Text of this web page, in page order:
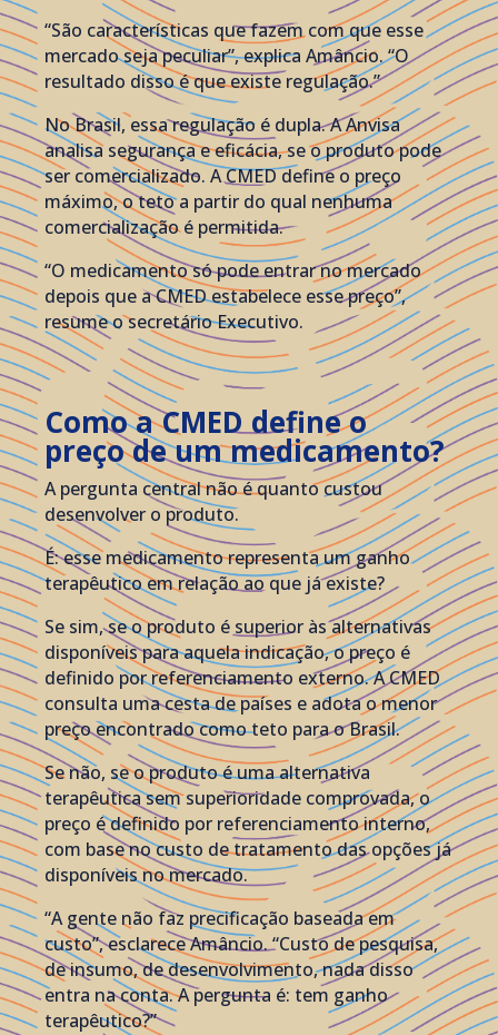
“São características que fazem com que esse
mercado seja peculiar”, explica Amâncio. “O
resultado disso é que existe regulação.”
No Brasil, essa regulação é dupla. A Anvisa
analisa segurança e eficácia, se o produto pode
ser comercializado. A CMED define o preço
máximo, o teto a partir do qual nenhuma
comercialização é permitida.
“O medicamento só pode entrar no mercado
depois que a CMED estabelece esse preço”,
resume o secretário Executivo.
Como a CMED define o
preço de um medicamento?
A pergunta central não é quanto custou
desenvolver o produto.
É: esse medicamento representa um ganho
terapêutico em relação ao que já existe?
Se sim, se o produto é superior às alternativas
disponíveis para aquela indicação, o preço é
definido por referenciamento externo. A CMED
consulta uma cesta de países e adota o menor
preço encontrado como teto para o Brasil.
Se não, se o produto é uma alternativa
terapêutica sem superioridade comprovada, o
preço é definido por referenciamento interno,
com base no custo de tratamento das opções já
disponíveis no mercado.
“A gente não faz precificação baseada em
custo”, esclarece Amâncio. “Custo de pesquisa,
de insumo, de desenvolvimento, nada disso
entra na conta. A pergunta é: tem ganho
terapêutico?”